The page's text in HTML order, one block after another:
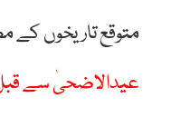
متوقع تاریخوں کے مطابق یومِ عرفہ 26 مئی بروز منگل جبکہ
عیدالاضحیٰ سے